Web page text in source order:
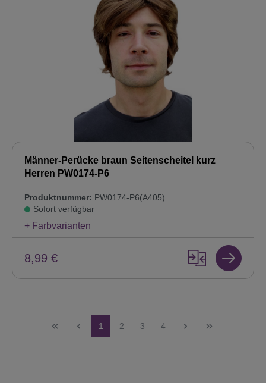
Männer-Perücke braun Seitenscheitel kurz
Herren PW0174-P6
Produktnummer: PW0174-P6(A405)
Sofort verfügbar
+ Farbvarianten
8,99 €
Seite
1 Seite
2 Seite
3 Seite
4